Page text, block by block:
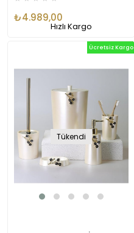
₺4.989,00
Hızlı Kargo
Tükendi
Ücretsiz Kargo